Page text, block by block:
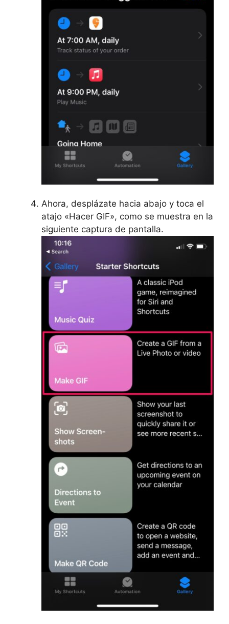
Ahora, desplázate hacia abajo y toca el
atajo «Hacer GIF», como se muestra en la
siguiente captura de pantalla.